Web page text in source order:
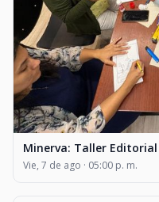
Minerva: Taller Editorial
Vie, 7 de ago · 05:00 p. m.